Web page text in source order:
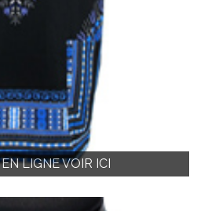
LIGNE VOIR ICI